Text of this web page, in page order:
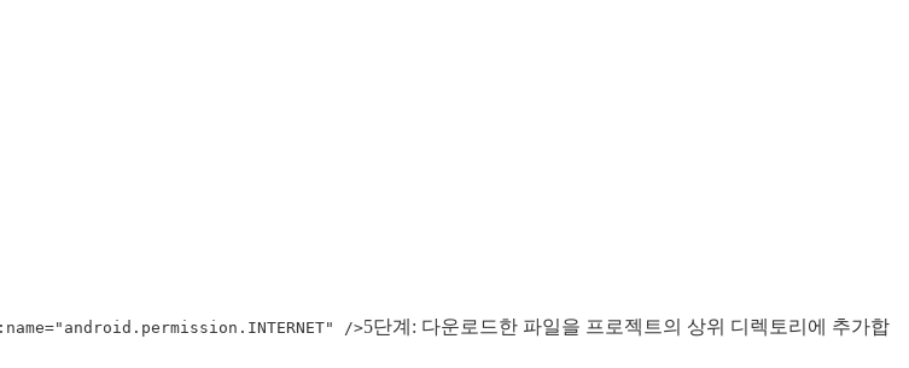
/>5단계: 다운로드한 파일을 프로젝트의 상위 디렉토리에 추가합